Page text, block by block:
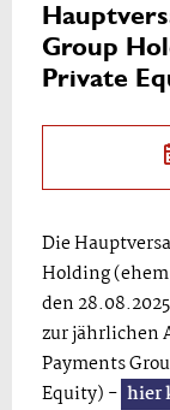
Group
Private
Die
Holding
den
zur jährlichen
Payments
Equity) - hier